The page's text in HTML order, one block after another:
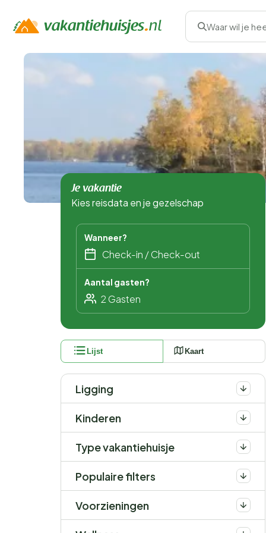
Waar wil je
Je vakantie
Kies reisdata en je gezelschap
Wanneer?
Aantal gasten?
Lijst Kaart
Ligging
Kinderen
Type vakantiehuisje
Populaire filters
Voorzieningen